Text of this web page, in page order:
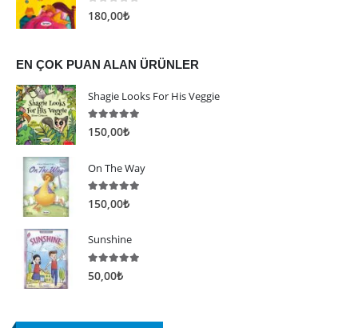
0 5 üzerinden
180,00₺
EN ÇOK PUAN ALAN ÜRÜNLER
Shagie Looks For His Veggie
5.00 5 üzerinden
150,00₺
On The Way
5.00 5 üzerinden
150,00₺
Sunshine
5.005 üzerinden
50,00₺